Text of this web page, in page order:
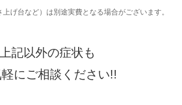
げ台など）は別途実費となる場合がございます。
上記以外の症状も
軽にご相談ください!!